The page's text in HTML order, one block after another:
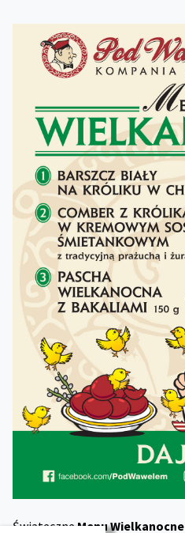
ŚwiąteczneMenu Wielkanocne